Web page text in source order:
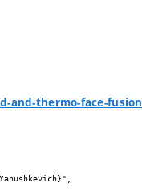
and-thermo-face-fusion